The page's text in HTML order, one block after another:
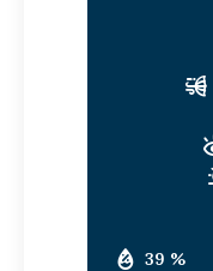
39 %